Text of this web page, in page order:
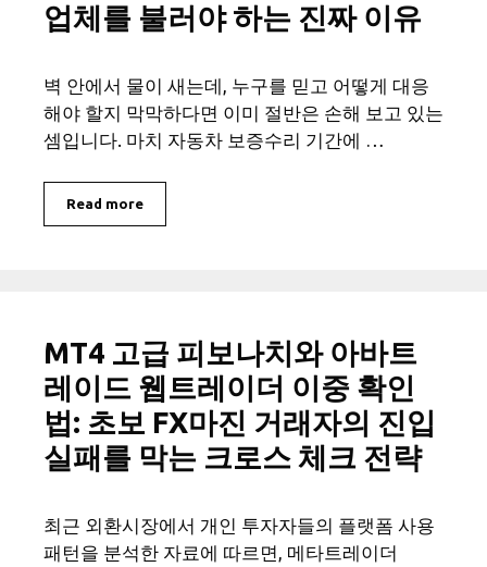
업체를 불러야 하는 진짜 이유
벽 안에서 물이 새는데, 누구를 믿고 어떻게 대응
해야 할지 막막하다면 이미 절반은 손해 보고 있는
셈입니다. 마치 자동차 보증수리 기간에 …
Read more
MT4 고급 피보나치와 아바트
레이드 웹트레이더 이중 확인
법: 초보 FX마진 거래자의 진입
실패를 막는 크로스 체크 전략
최근 외환시장에서 개인 투자자들의 플랫폼 사용
패턴을 분석한 자료에 따르면, 메타트레이더